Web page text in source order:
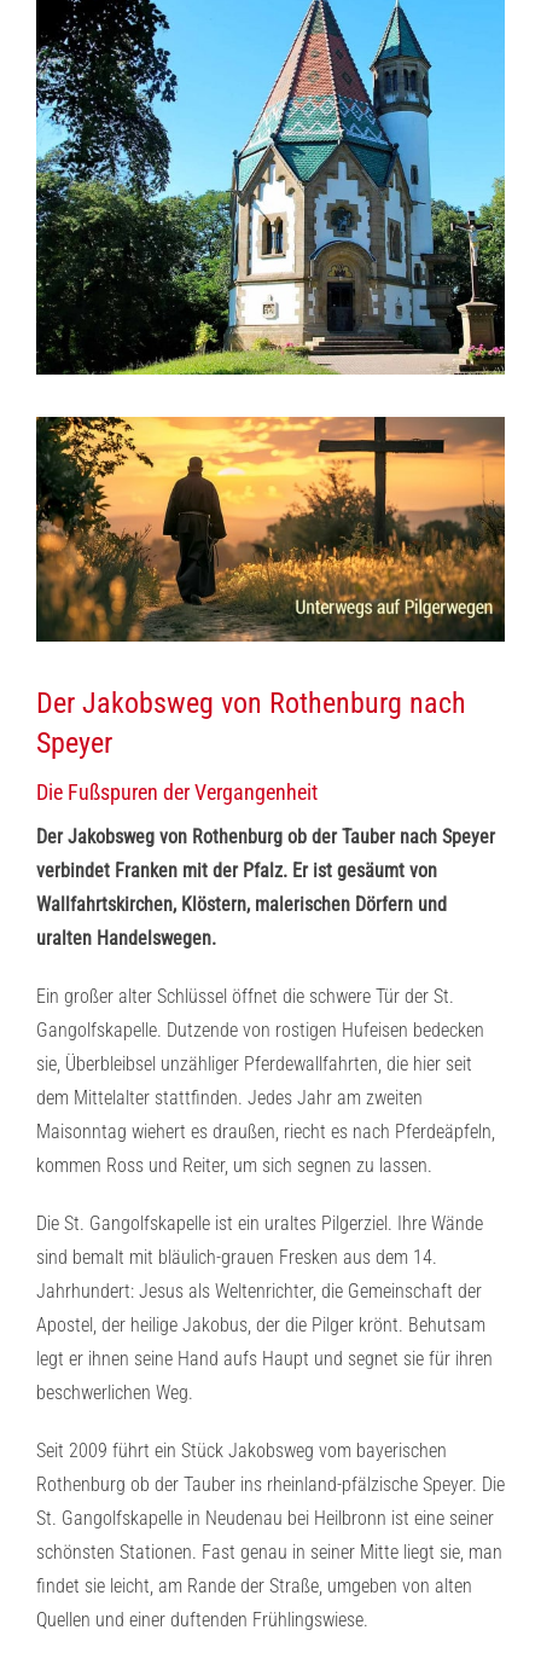
Der Jakobsweg von Rothenburg nach
Speyer
Die Fußspuren der Vergangenheit
Der Jakobsweg von Rothenburg ob der Tauber nach Speyer
verbindet Franken mit der Pfalz. Er ist gesäumt von
Wallfahrtskirchen, Klöstern, malerischen Dörfern und
uralten Handelswegen.
Ein großer alter Schlüssel öffnet die schwere Tür der St.
Gangolfskapelle. Dutzende von rostigen Hufeisen bedecken
sie, Überbleibsel unzähliger Pferdewallfahrten, die hier seit
dem Mittelalter stattfinden. Jedes Jahr am zweiten
Maisonntag wiehert es draußen, riecht es nach Pferdeäpfeln,
kommen Ross und Reiter, um sich segnen zu lassen.
Die St. Gangolfskapelle ist ein uraltes Pilgerziel. Ihre Wände
sind bemalt mit bläulich-grauen Fresken aus dem 14.
Jahrhundert: Jesus als Weltenrichter, die Gemeinschaft der
Apostel, der heilige Jakobus, der die Pilger krönt. Behutsam
legt er ihnen seine Hand aufs Haupt und segnet sie für ihren
beschwerlichen Weg.
Seit 2009 führt ein Stück Jakobsweg vom bayerischen
Rothenburg ob der Tauber ins rheinland-pfälzische Speyer. Die
St. Gangolfskapelle in Neudenau bei Heilbronn ist eine seiner
schönsten Stationen. Fast genau in seiner Mitte liegt sie, man
findet sie leicht, am Rande der Straße, umgeben von alten
Quellen und einer duftenden Frühlingswiese.